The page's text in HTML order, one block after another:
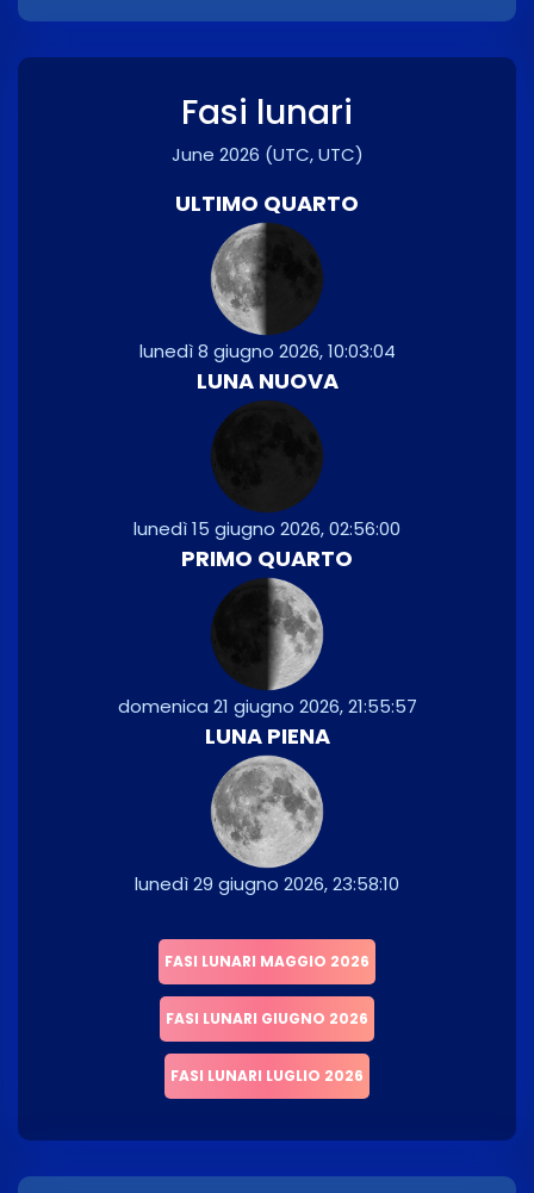
Fasi lunari
June 2026 (UTC, UTC)
ULTIMO QUARTO
lunedì 8 giugno 2026, 10:03:04
LUNA NUOVA
lunedì 15 giugno 2026, 02:56:00
PRIMO QUARTO
domenica 21 giugno 2026, 21:55:57
LUNA PIENA
lunedì 29 giugno 2026, 23:58:10
FASI LUNARI MAGGIO 2026
FASI LUNARI GIUGNO 2026
FASI LUNARI LUGLIO 2026